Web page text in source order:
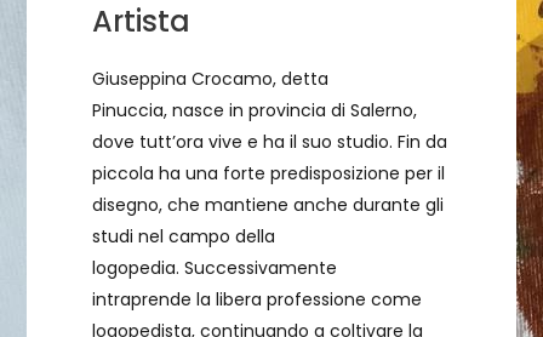
Artista
Giuseppina Crocamo, detta
Pinuccia, nasce in provincia di Salerno,
dove tutt’ora vive e ha il suo studio. Fin da
piccola ha una forte predisposizione per il
disegno, che mantiene anche durante gli
studi nel campo della
logopedia. Successivamente
intraprende la libera professione come
logopedista, continuando a coltivare la